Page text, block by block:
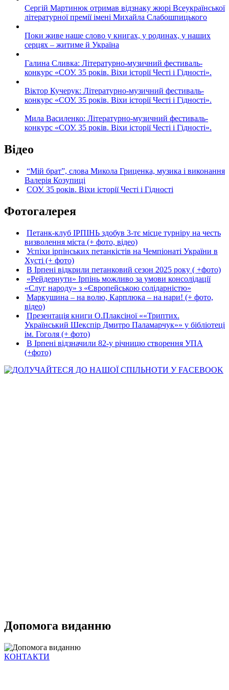
Сергій Мартинюк отримав відзнаку жюрі Всеукраїнської
літературної премії імені Михайла Слабошпицького
Поки живе наше слово у книгах, у родинах, у наших
серцях – житиме й Україна
Галина Сливка: Літературно-музичний фестиваль-
конкурс «СОУ. 35 років. Віхи історії Честі і Гідності».
Віктор Кучерук: Літературно-музичний фестиваль-
конкурс «СОУ. 35 років. Віхи історії Честі і Гідності».
Мила Василенко: Літературно-музичний фестиваль-
конкурс «СОУ. 35 років. Віхи історії Честі і Гідності».
Відео
“Мій брат”, слова Микола Гриценка, музика і виконання
Валерія Козупиці
СОУ. 35 років. Віхи історії Честі і Гідності
Фотогалерея
Петанк-клуб ІРПІНЬ здобув 3-тє місце турніру на честь
визволення міста (+ фото, відео)
Успіхи ірпінських петанкістів на Чемпіонаті України в
Хусті (+ фото)
В Ірпені відкрили петанковий сезон 2025 року ( +фото)
«Рейдернути» Ірпінь можливо за умови консолідації
«Слуг народу» з «Європейською солідарністю»
Маркушина – на волю, Карплюка – на нари! (+ фото,
відео)
Презентація книги О.Плаксіної ««Триптих.
Український Шекспір Дмитро Паламарчук»» у бібліотеці
ім. Гоголя (+ фото)
В Ірпені відзначили 82-у річницю створення УПА
(+фото)
Допомога виданню
КОНТАКТИ